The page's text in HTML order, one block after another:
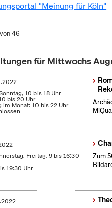
"Meinung für Köln"
46
für Mittwochs
10 bis 18 Uhr
bis 20 Uhr
im Monat: 10 bis 22 Uhr
Freitag, 9 bis 16:30
19:30 Uhr
Zum